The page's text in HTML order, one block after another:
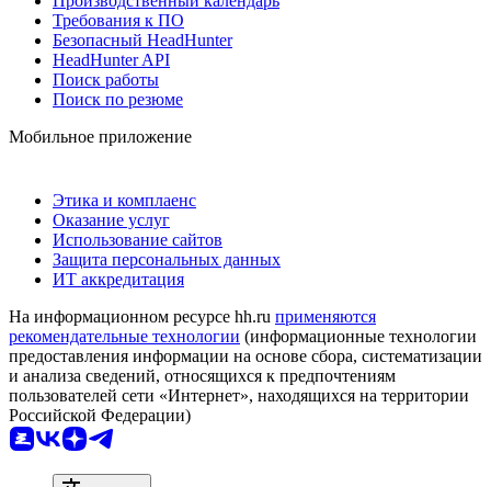
Требования к ПО
Безопасный HeadHunter
HeadHunter API
Поиск работы
Поиск по резюме
Мобильное приложение
Этика и комплаенс
Оказание услуг
Использование сайтов
Защита персональных данных
ИТ аккредитация
На информационном ресурсе hh.ru применяются
рекомендательные технологии (информационные технологии
предоставления информации на основе сбора, систематизации
и анализа сведений, относящихся к предпочтениям
пользователей сети «Интернет», находящихся на территории
Российской Федерации)